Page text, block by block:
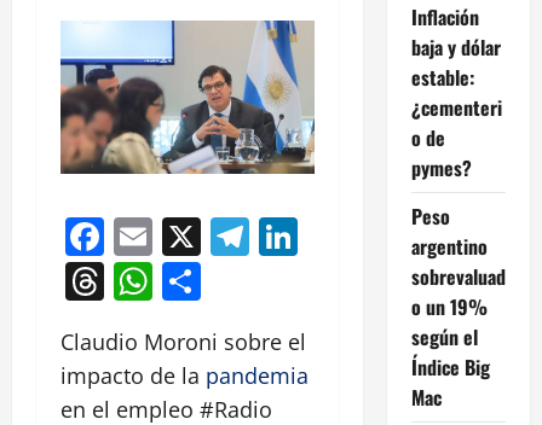
Facebook
Email
X Telegram
LinkedIn
Threads
WhatsApp
Claudio Moroni sobre el
impacto de la pandemia
en el empleo #Radio
Inflación
baja y dólar
estable:
¿cementeri
o de
pymes?
Peso
argentino
sobrevaluad
o un 19%
según el
Índice Big
Mac